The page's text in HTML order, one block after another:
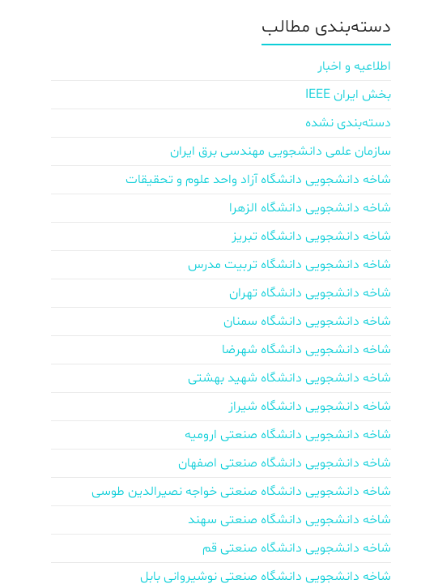
دسته‌بندی مطالب
اطلاعیه و اخبار
بخش ایران IEEE
دسته‌بندی نشده
سازمان علمی دانشجویی مهندسی برق ایران
شاخه دانشجویی دانشگاه آزاد واحد علوم و تحقیقات
شاخه دانشجویی دانشگاه الزهرا
شاخه دانشجویی دانشگاه تبریز
شاخه دانشجویی دانشگاه تربیت مدرس
شاخه دانشجویی دانشگاه تهران
شاخه دانشجویی دانشگاه سمنان
شاخه دانشجویی دانشگاه شهرضا
شاخه دانشجویی دانشگاه شهید بهشتی
شاخه دانشجویی دانشگاه شیراز
شاخه دانشجویی دانشگاه صنعتی ارومیه
شاخه دانشجویی دانشگاه صنعتی اصفهان
شاخه دانشجویی دانشگاه صنعتی خواجه نصیرالدین طوسی
شاخه دانشجویی دانشگاه صنعتی سهند
شاخه دانشجویی دانشگاه صنعتی قم
شاخه دانشجویی دانشگاه صنعتی نوشیروانی بابل